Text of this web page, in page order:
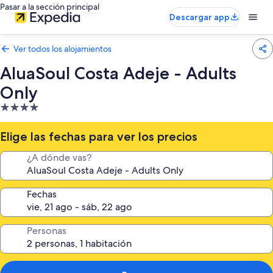
Pasar a la sección principal
Descargar app
Ver todos los alojamientos
AluaSoul Costa Adeje - Adults
Only
Alojamiento
de
4.0 estrellas
Elige las fechas para ver los precios
¿A dónde vas?
Fechas
Personas